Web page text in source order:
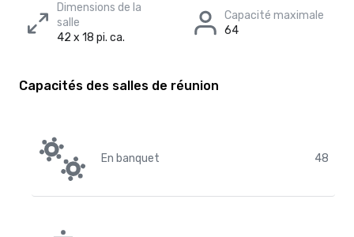
Dimensions de la
salle
42 x 18 pi. ca.
Capacité maximale
64
Capacités des salles de réunion
En banquet 48